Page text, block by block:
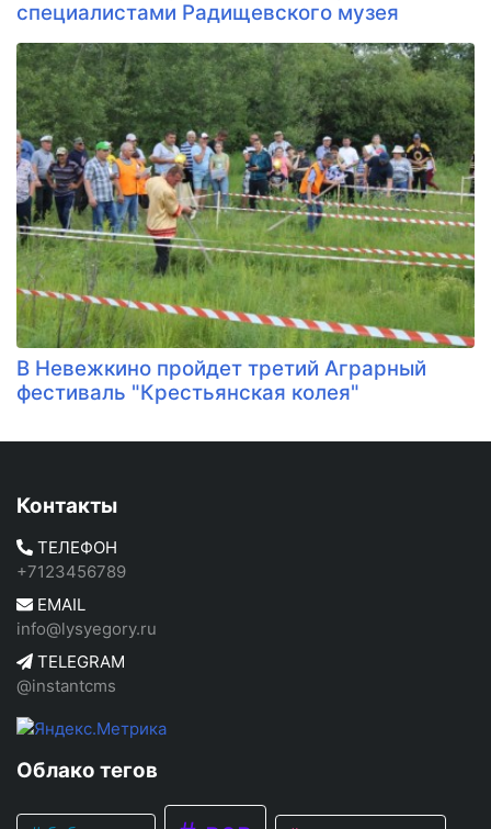
специалистами Радищевского музея
В Невежкино пройдет третий Аграрный
фестиваль "Крестьянская колея"
Контакты
ТЕЛЕФОН
+7123456789
EMAIL
info@lysyegory.ru
TELEGRAM
@instantcms
Облако тегов